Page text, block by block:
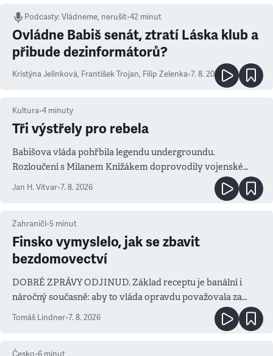
Podcasty:Vládneme, nerušit•42 minut
Ovládne Babiš senát, ztratí Láska klub a
přibude dezinformátorů?
Kristýna Jelínková, František Trojan, Filip Zelenka•7. 8. 2026
Kultura•4 minuty
Tři výstřely pro rebela
Babišova vláda pohřbila legendu undergroundu.
Rozloučení s Milanem Knížákem doprovodily vojenské
salvy i kritika pokrokářů
Jan H. Vitvar•7. 8. 2026
Zahraničí•5 minut
Finsko vymyslelo, jak se zbavit
bezdomovectví
DOBRÉ ZPRÁVY ODJINUD. Základ receptu je banální i
náročný současně: aby to vláda opravdu považovala za
prioritu
Tomáš Lindner•7. 8. 2026